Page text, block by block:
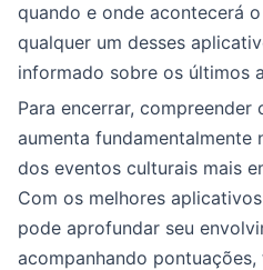
quando e onde acontecerá
qualquer um desses
informado sobre os últimos
Para encerrar, compreender
aumenta fundamentalmente
dos eventos culturais mais
Com os melhores
pode aprofundar seu
acompanhando